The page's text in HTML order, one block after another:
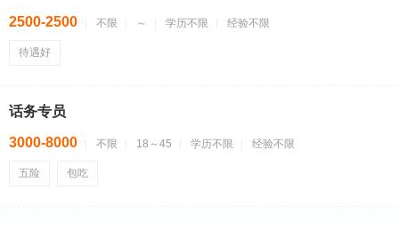
2500-2500 不限 ～ 学历不限 经验不限
待遇好
话务专员
3000-8000 不限 18～45 学历不限 经验不限
五险 包吃